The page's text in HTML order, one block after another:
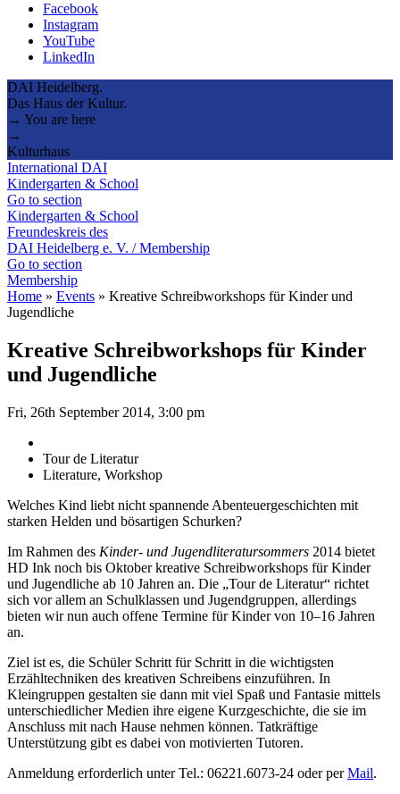
Facebook
Instagram
YouTube
LinkedIn
DAI Heidelberg.
Das Haus der Kultur.
→ You are here
→
Kulturhaus
International DAI
Kindergarten & School
Go to section
Kindergarten & School
Freundeskreis des
DAI Heidelberg e. V. / Membership
Go to section
Membership
Home » Events » Kreative Schreibworkshops für Kinder und
Jugendliche
Kreative Schreibworkshops für Kinder
und Jugendliche
Fri, 26th September 2014, 3:00 pm
Tour de Literatur
Literature, Workshop
Welches Kind liebt nicht spannende Abenteuergeschichten mit
starken Helden und bösartigen Schurken?
Im Rahmen des Kinder- und Jugendliteratursommers 2014 bietet
HD Ink noch bis Oktober kreative Schreibworkshops für Kinder
und Jugendliche ab 10 Jahren an. Die „Tour de Literatur“ richtet
sich vor allem an Schulklassen und Jugendgruppen, allerdings
bieten wir nun auch offene Termine für Kinder von 10–16 Jahren
an.
Ziel ist es, die Schüler Schritt für Schritt in die wichtigsten
Erzähltechniken des kreativen Schreibens einzuführen. In
Kleingruppen gestalten sie dann mit viel Spaß und Fantasie mittels
unterschiedlicher Medien ihre eigene Kurzgeschichte, die sie im
Anschluss mit nach Hause nehmen können. Tatkräftige
Unterstützung gibt es dabei von motivierten Tutoren.
Anmeldung erforderlich unter Tel.: 06221.6073-24 oder perMail.